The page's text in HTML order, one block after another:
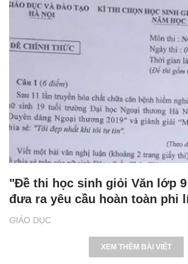
GIÁO DỤC
"Đề thi học sinh giỏi Văn lớp 9
đưa ra yêu cầu hoàn toàn phi
XEM THÊM BÀI VIẾT